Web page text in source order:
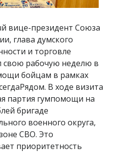
вице-президент Союза
глава думского
и торговле
свою рабочую неделю в
бойцам в рамках
В ходе визита
партия гумпомощи на
бригаде
военного округа,
СВО. Это
приоритетность